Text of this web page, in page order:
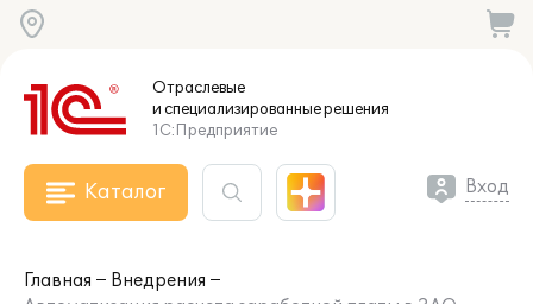
Отраслевые
и специализированныерешения
1С:Предприятие
Каталог Вход
Главная
Внедрения